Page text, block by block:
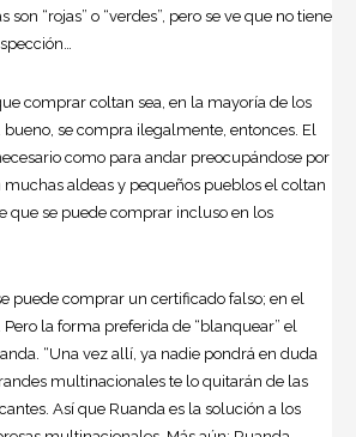
“rojas” o “verdes”, pero se ve que no tiene
comprar coltan sea, en la mayoría de los
se compra ilegalmente, entonces. El
como para andar preocupándose por
aldeas y pequeños pueblos el coltan
que se puede comprar incluso en los
puede comprar un certificado falso; en el
Pero la forma preferida de “blanquear” el
“Una vez allí, ya nadie pondrá en duda
multinacionales te lo quitarán de las
Así que Ruanda es la solución a los